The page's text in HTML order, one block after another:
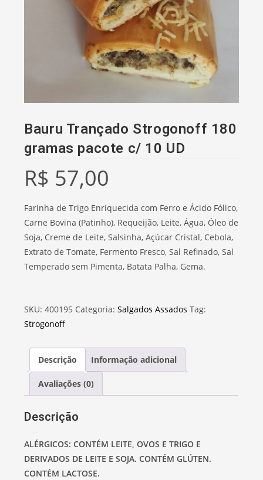
Bauru Trançado Strogonoff 180
gramas pacote c/ 10 UD
R$ 57,00
Farinha de Trigo Enriquecida com Ferro e Ácido Fólico,
Carne Bovina (Patinho), Requeijão, Leite, Água, Óleo de
Soja, Creme de Leite, Salsinha, Açúcar Cristal, Cebola,
Extrato de Tomate, Fermento Fresco, Sal Refinado, Sal
Temperado sem Pimenta, Batata Palha, Gema.
SKU:400195 Categoria:Salgados Assados Tag:
Strogonoff
Descrição Informação adicional
Avaliações (0)
Descrição
ALÉRGICOS: CONTÉM LEITE, OVOS E TRIGO E
DERIVADOS DE LEITE E SOJA. CONTÉM GLÚTEN.
CONTÉM LACTOSE.